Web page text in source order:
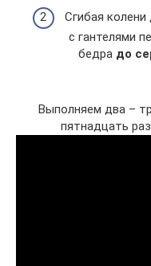
Сгибая колени
с гантелями
бедра до
Выполняем два –
пятнадцать